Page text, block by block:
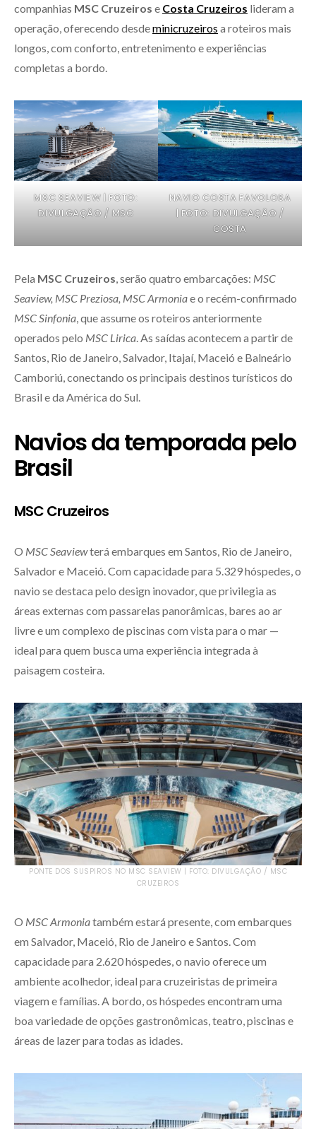
companhias MSC Cruzeiros e Costa Cruzeiros lideram a
operação, oferecendo desdeminicruzeiros a roteiros mais
longos, com conforto, entretenimento e experiências
completas a bordo.
MSC SEAVIEW | FOTO:
DIVULGAÇÃO / MSC
NAVIO COSTA FAVOLOSA
| FOTO: DIVULGAÇÃO /
COSTA
Pela MSC Cruzeiros, serão quatro embarcações: MSC
Seaview, MSC Preziosa, MSC Armoniae o recém-confirmado
MSC Sinfonia, que assume os roteiros anteriormente
operados pelo MSC Lirica. As saídas acontecem a partir de
Santos, Rio de Janeiro, Salvador, Itajaí, Maceió e Balneário
Camboriú, conectando os principais destinos turísticos do
Brasil e da América do Sul.
Navios da temporada pelo
Brasil
MSC Cruzeiros
O MSC Seaviewterá embarques em Santos, Rio de Janeiro,
Salvador e Maceió. Com capacidade para 5.329 hóspedes, o
navio se destaca pelo design inovador, que privilegia as
áreas externas com passarelas panorâmicas, bares ao ar
livre e um complexo de piscinas com vista para o mar —
ideal para quem busca uma experiência integrada à
paisagem costeira.
PONTE DOS SUSPIROS NO MSC SEAVIEW | FOTO: DIVULGAÇÃO / MSC
CRUZEIROS
O MSC Armoniatambém estará presente, com embarques
em Salvador, Maceió, Rio de Janeiro e Santos. Com
capacidade para 2.620 hóspedes, o navio oferece um
ambiente acolhedor, ideal para cruzeiristas de primeira
viagem e famílias. A bordo, os hóspedes encontram uma
boa variedade de opções gastronômicas, teatro, piscinas e
áreas de lazer para todas as idades.